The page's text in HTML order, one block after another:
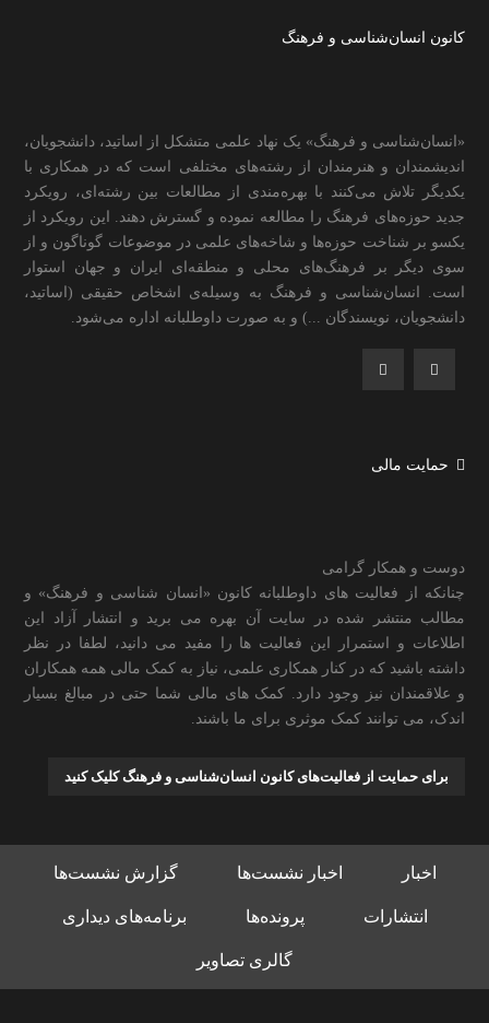
کانون انسان‌شناسی و فرهنگ
«انسان‌شناسی و فرهنگ» یک نهاد علمی متشکل از اساتید، دانشجویان،
اندیشمندان و هنرمندان از رشته‌های مختلفی است که در همکاری با
یکدیگر تلاش می‌کنند با بهره‌مندی از مطالعات بین رشته‌ای، رویکرد
جدید حوزه‌های فرهنگ را مطالعه نموده و گسترش دهند. این رویکرد از
یکسو بر شناخت حوزه‌ها و شاخه‌های علمی در موضوعات گوناگون و از
سوی دیگر بر فرهنگ‌های محلی و منطقه‌ای ایران و جهان استوار
است. انسان‌شناسی و فرهنگ به وسیله‌ی اشخاص حقیقی (اساتید،
دانشجویان، نویسندگان ...) و به صورت داوطلبانه اداره می‌شود.
حمایت مالی
دوست و همکار گرامی
چنانکه از فعالیت های داوطلبانه کانون «انسان شناسی و فرهنگ» و
مطالب منتشر شده در سایت آن بهره می برید و انتشار آزاد این
اطلاعات و استمرار این فعالیت ها را مفید می دانید، لطفا در نظر
داشته باشید که در کنار همکاری علمی، نیاز به کمک مالی همه همکاران
و علاقمندان نیز وجود دارد. کمک های مالی شما حتی در مبالغ بسیار
اندک، می توانند کمک موثری برای ما باشند.
برای حمایت از فعالیت‌های کانون انسان‌شناسی و فرهنگ کلیک کنید
اخبار اخبار نشست‌ها گزارش نشست‌ها
انتشارات پرونده‌ها برنامه‌های دیداری
گالری تصاویر